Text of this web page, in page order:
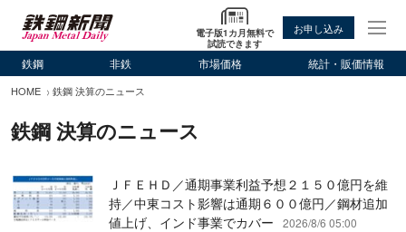
電子版1カ月無料で
試読できます
お申し込み
鉄鋼 非鉄 市場価格 統計・販価情報
HOME 鉄鋼 決算のニュース
鉄鋼 決算のニュース
ＪＦＥＨＤ／通期事業利益予想２１５０億円を維
持／中東コスト影響は通期６００億円／鋼材追加
値上げ、インド事業でカバー
2026/8/6 05:00